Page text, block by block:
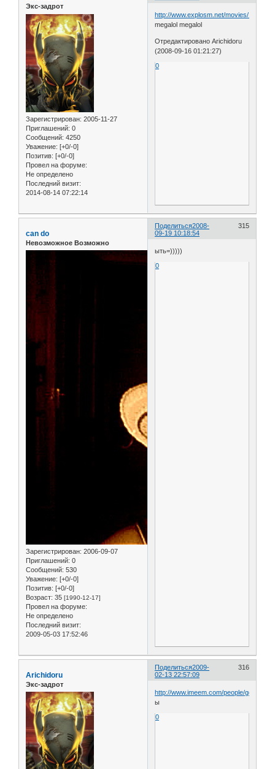
Экс-задрот
Зарегистрирован: 2005-11-27
Приглашений: 0
Сообщений: 4250
Уважение: [+0/-0]
Позитив: [+0/-0]
Провел на форуме:
Не определено
Последний визит:
2014-08-14 07:22:14
http://www.explosm.net/movies/124/
megalol megalol
Отредактировано Arichidoru
(2008-09-16 01:21:27)
0
Поделиться 315
2008-
09-19 10:18:54
can do
Невозможное Возможно
Зарегистрирован: 2006-09-07
Приглашений: 0
Сообщений: 530
Уважение: [+0/-0]
Позитив: [+0/-0]
Возраст: 35 [1990-12-17]
Провел на форуме:
Не определено
Последний визит:
2009-05-03 17:52:46
ыть=)))))
0
Поделиться 316
2009-
02-13 22:57:09
Arichidoru
Экс-задрот
http://www.imeem.com/people/
ы
0